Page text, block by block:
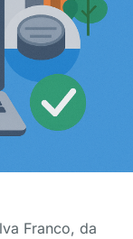
Franco, da